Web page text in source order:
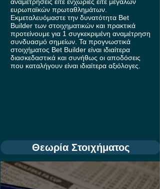
ευρωπαϊκών πρωταθλημάτων.
Εκμεταλευόμαστε την δυνατότητα Bet
Builder των στοιχηματικών και πρακτικά
προτείνουμε για 1 συγκεκριμένη αναμέτρηση
συνδυασμό σημείων. Τα προγνωστικά
στοιχήματος Bet Builder είναι ιδιαίτερα
διασκεδαστικά και συνήθως οι αποδόσεις
που καταλήγουν είναι ιδιαίτερα αξιόλογες.
Θεωρία Στοιχήματος